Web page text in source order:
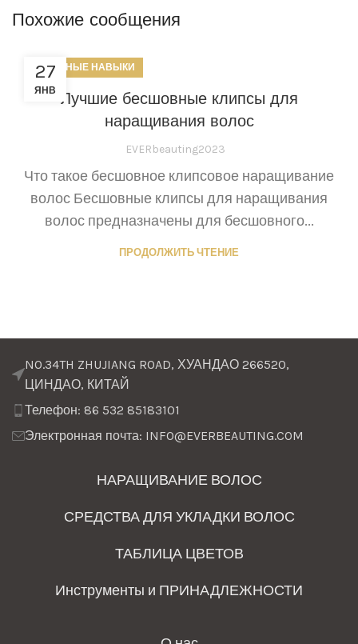
Похожие сообщения
27
ЯНВ
ПОЛЕЗНЫЕ НАВЫКИ
Лучшие бесшовные клипсы для
наращивания волос
EVERbeauting2023
Что такое бесшовное клипсовое наращивание
волос Бесшовные клипсы для наращивания
волос предназначены для бесшовного...
ПРОДОЛЖИТЬ ЧТЕНИЕ
NO.34TH ZHUJIANG ROAD, ХУАНДАО 266520,
ЦИНДАО, КИТАЙ
Телефон: 86 532 85183101
Электронная почта: INFO@EVERBEAUTING.COM
НАРАЩИВАНИЕ ВОЛОС
СРЕДСТВА ДЛЯ УКЛАДКИ ВОЛОС
ТАБЛИЦА ЦВЕТОВ
Инструменты и ПРИНАДЛЕЖНОСТИ